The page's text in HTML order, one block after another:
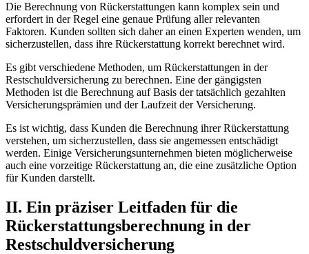
Die‍ Berechnung ​von Rückerstattungen kann komplex sein und
erfordert in der Regel eine genaue Prüfung aller relevanten
Faktoren. Kunden sollten ⁢sich daher an einen Experten‌ wenden, um
sicherzustellen, dass ihre ‍Rückerstattung korrekt berechnet⁤ wird.
Es ⁤gibt verschiedene Methoden, um Rückerstattungen in der⁢
Restschuldversicherung⁤ zu ‌berechnen. Eine der gängigsten
Methoden ist⁤ die Berechnung ‌auf Basis der ⁢tatsächlich‌ gezahlten⁤
Versicherungsprämien ​und der Laufzeit⁤ der ‍Versicherung.
Es ist wichtig, ‌dass ⁣Kunden⁤ die⁣ Berechnung ihrer ​Rückerstattung
verstehen, um sicherzustellen, dass sie angemessen entschädigt‌
werden. Einige Versicherungsunternehmen bieten möglicherweise
auch eine vorzeitige Rückerstattung an,‌ die​ eine⁢ zusätzliche‌ Option
für Kunden darstellt.
II.‌ Ein⁤ präziser⁢ Leitfaden für die
Rückerstattungsberechnung in der
Restschuldversicherung